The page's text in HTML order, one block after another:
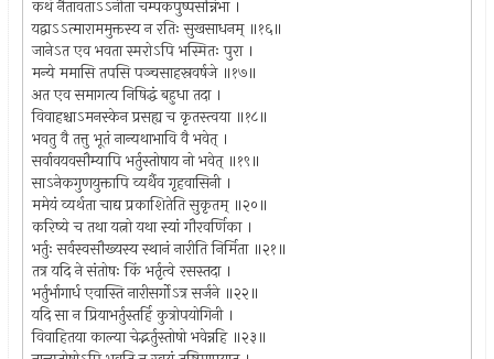
कथं नैतावताऽऽनीता चम्पकपुष्पसन्निभा ।
यद्वाऽऽत्माराममुक्तस्य न रतिः सुखसाधनम् ॥१६॥
जानेऽत एव भवता स्मरोऽपि भस्मितः पुरा ।
मन्ये ममासि तपसि पञ्चसाहस्रवर्षजे ॥१७॥
अत एव समागत्य निषिद्धं बहुधा तदा ।
विवाहश्चाऽमनस्केन प्रसह्य च कृतस्त्वया ॥१८॥
भवतु वै तत्तु भूतं नान्यथाभावि वै भवेत् ।
सर्वावयवसौम्यापि भर्तुस्तोषाय नो भवेत् ॥१९॥
साऽनेकगुणयुक्तापि व्यर्थैव गृहवासिनी ।
ममेयं व्यर्थता चाद्य प्रकाशितेति सुकृतम् ॥२०॥
करिष्ये च तथा यत्नो यथा स्यां गौरवर्णिका ।
भर्तुः सर्वस्वसौख्यस्य स्थानं नारीति निर्मिता ॥२१॥
तत्र यदि ने संतोषः किं भर्तृत्वे रसस्तदा ।
भर्तुर्भागार्ध एवास्ति नारीसर्गोऽत्र सर्जने ॥२२॥
यदि सा न प्रियाभर्तुस्तर्हि कुत्रोपयोगिनी ।
विवाहितया काल्या चेद्भर्तुस्तोषो भवेन्नहि ॥२३॥